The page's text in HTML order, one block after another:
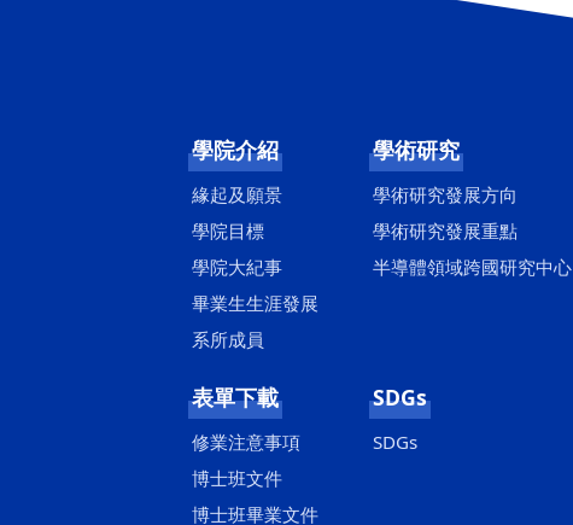
學院介紹
緣起及願景
學院目標
學院大紀事
畢業生生涯發展
系所成員
學術研究
學術研究發展方向
學術研究發展重點
半導體領域跨國研究中心
表單下載
修業注意事項
博士班文件
博士班畢業文件
SDGs
SDGs